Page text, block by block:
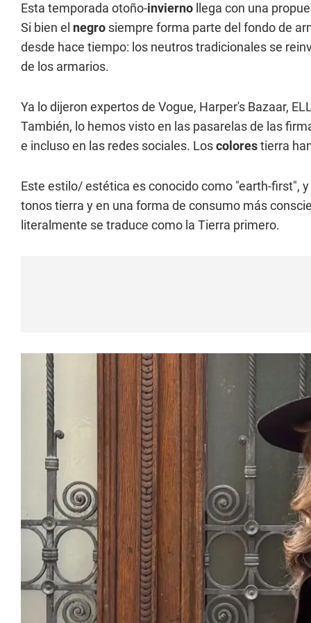
Esta temporada otoño-invierno llega con una
Si bien el negro siempre forma parte del fondo de
desde hace tiempo: los neutros tradicionales se
de los armarios.
Ya lo dijeron expertos de Vogue, Harper's Bazaar,
También, lo hemos visto en las pasarelas de las
e incluso en las redes sociales. Loscolorestierra
Este estilo/ estética es conocido como "earth-first",
tonos tierra y en una forma de consumo más
literalmente se traduce como la Tierra primero.